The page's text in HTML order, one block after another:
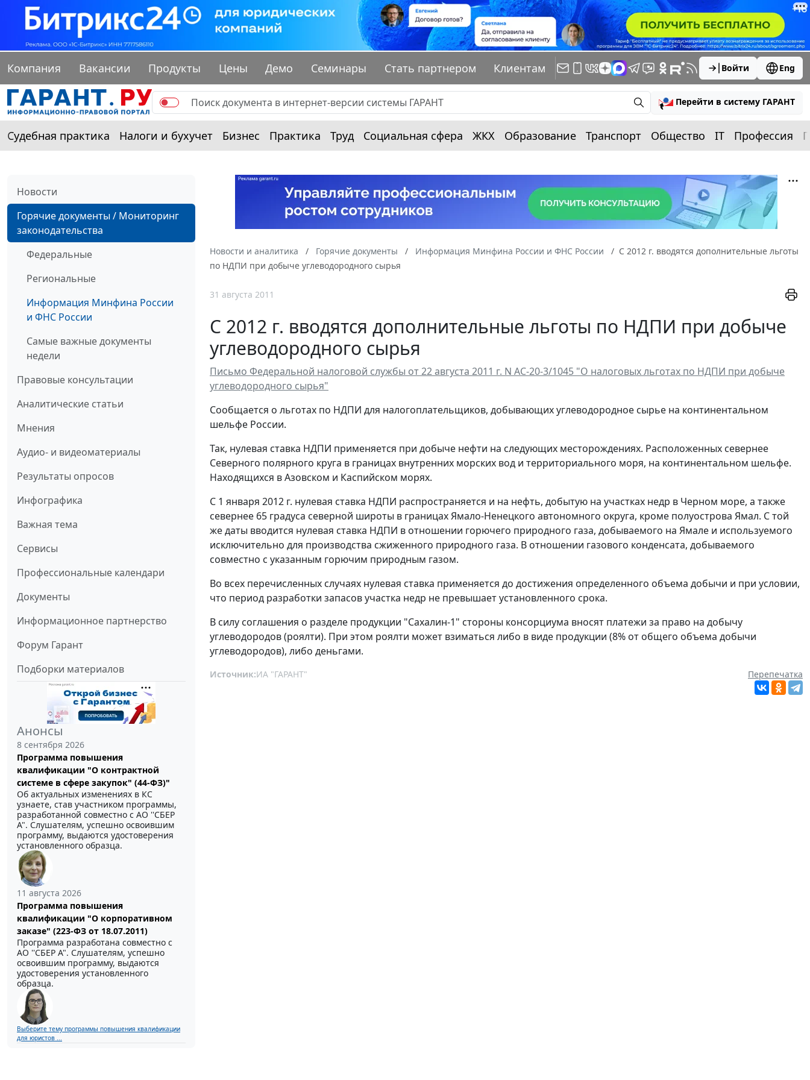
Компания Вакансии Продукты Цены Демо Семинары Стать партнером Клиентам Войти Eng
Перейти в систему ГАРАНТ
Судебная практика Налоги и бухучет Бизнес Практика Труд Социальная сфера ЖКХ Образование Транспорт Общество IT Профессия
Новости
Горячие документы / Мониторинг
законодательства
Федеральные
Региональные
Информация Минфина России
и ФНС России
Самые важные документы
недели
Правовые консультации
Аналитические статьи
Мнения
Аудио- и видеоматериалы
Результаты опросов
Инфографика
Важная тема
Сервисы
Профессиональные календари
Документы
Информационное партнерство
Форум Гарант
Подборки материалов
Анонсы
8 сентября 2026
Программа повышения
квалификации "О контрактной
системе в сфере закупок" (44-ФЗ)"
Об актуальных изменениях в КС
узнаете, став участником программы,
разработанной совместно с АО ''СБЕР
А". Слушателям, успешно освоившим
программу, выдаются удостоверения
установленного образца.
11 августа 2026
Программа повышения
квалификации "О корпоративном
заказе" (223-ФЗ от 18.07.2011)
Программа разработана совместно с
АО ''СБЕР А". Слушателям, успешно
освоившим программу, выдаются
удостоверения установленного
образца.
Выберите тему программы повышения квалификации
для юристов ...
Новости и аналитика Горячие документы Информация Минфина России и ФНС России
С 2012 г. вводятся дополнительные льготы
по НДПИ при добыче углеводородного сырья
31 августа 2011
С 2012 г. вводятся дополнительные льготы по НДПИ при добыче
углеводородного сырья
Письмо Федеральной налоговой службы от 22 августа 2011 г. N АС-20-3/1045 "О налоговых льготах по НДПИ при добыче
углеводородного сырья"
Сообщается о льготах по НДПИ для налогоплательщиков, добывающих углеводородное сырье на континентальном
шельфе России.
Так, нулевая ставка НДПИ применяется при добыче нефти на следующих месторождениях. Расположенных севернее
Северного полярного круга в границах внутренних морских вод и территориального моря, на континентальном шельфе.
Находящихся в Азовском и Каспийском морях.
С 1 января 2012 г. нулевая ставка НДПИ распространяется и на нефть, добытую на участках недр в Черном море, а также
севернее 65 градуса северной широты в границах Ямало-Ненецкого автономного округа, кроме полуострова Ямал. С той
же даты вводится нулевая ставка НДПИ в отношении горючего природного газа, добываемого на Ямале и используемого
исключительно для производства сжиженного природного газа. В отношении газового конденсата, добываемого
совместно с указанным горючим природным газом.
Во всех перечисленных случаях нулевая ставка применяется до достижения определенного объема добычи и при условии,
что период разработки запасов участка недр не превышает установленного срока.
В силу соглашения о разделе продукции "Сахалин-1" стороны консорциума вносят платежи за право на добычу
углеводородов (роялти). При этом роялти может взиматься либо в виде продукции (8% от общего объема добычи
углеводородов), либо деньгами.
Источник:ИА "ГАРАНТ" Перепечатка